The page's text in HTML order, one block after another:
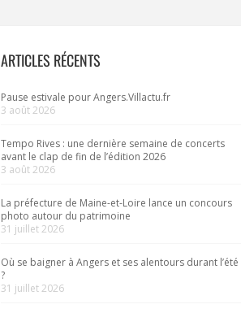
ARTICLES RÉCENTS
Pause estivale pour Angers.Villactu.fr
3 août 2026
Tempo Rives : une dernière semaine de concerts
avant le clap de fin de l’édition 2026
3 août 2026
La préfecture de Maine-et-Loire lance un concours
photo autour du patrimoine
31 juillet 2026
Où se baigner à Angers et ses alentours durant l’été
?
31 juillet 2026